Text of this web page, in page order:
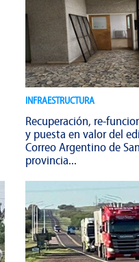
INFRAESTRUCTURA
Recuperación, re-
y puesta en valor del
Correo Argentino de
provincia...